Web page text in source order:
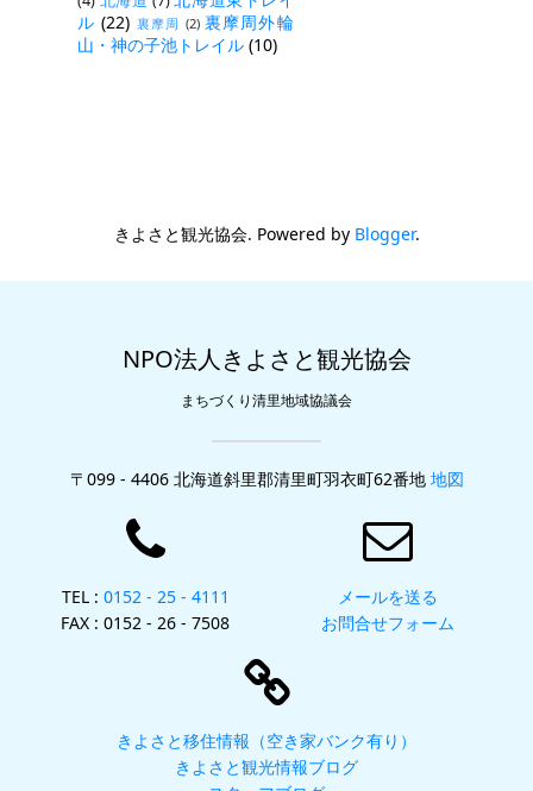
ル (22) 裏摩周 (2) 裏摩周外輪
山・神の子池トレイル (10)
きよさと観光協会. Powered by Blogger.
NPO法人きよさと観光協会
まちづくり清里地域協議会
〒099 - 4406 北海道斜里郡清里町羽衣町62番地 地図
TEL : 0152 - 25 - 4111
FAX : 0152 - 26 - 7508
メールを送る
お問合せフォーム
きよさと移住情報（空き家バンク有り）
きよさと観光情報ブログ